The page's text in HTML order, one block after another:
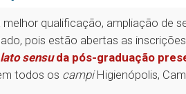
qualificação, ampliação de
pois estão abertas as
lato sensuda pós-graduação
todos os campiHigienópolis,